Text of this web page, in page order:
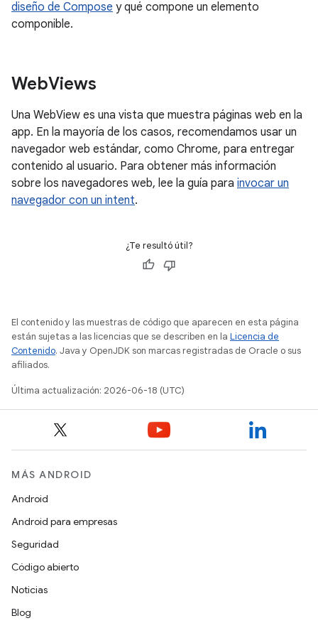
diseño de Compose y qué compone un elemento
componible.
WebViews
Una WebView es una vista que muestra páginas web en la
app. En la mayoría de los casos, recomendamos usar un
navegador web estándar, como Chrome, para entregar
contenido al usuario. Para obtener más información
sobre los navegadores web, lee la guía para invocar un
navegador con un intent.
¿Te resultó útil?
El contenido y las muestras de código que aparecen en esta página
están sujetas a las licencias que se describen en la Licencia de
Contenido. Java y OpenJDK son marcas registradas de Oracle o sus
afiliados.
Última actualización: 2026-06-18 (UTC)
MÁS ANDROID
Android
Android para empresas
Seguridad
Código abierto
Noticias
Blog